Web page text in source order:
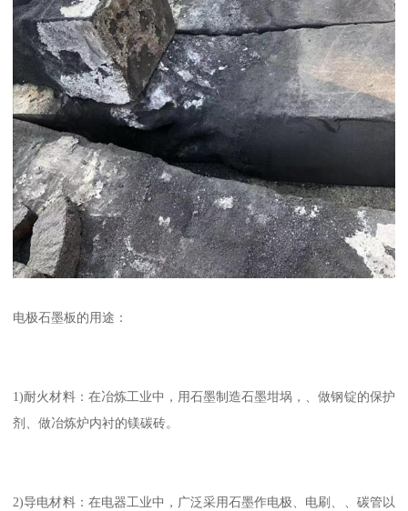
电极石墨板的用途：
1)耐火材料：在冶炼工业中，用石墨制造石墨坩埚，、做钢锭的保护
剂、做冶炼炉内衬的镁碳砖。
2)导电材料：在电器工业中，广泛采用石墨作电极、电刷、、碳管以